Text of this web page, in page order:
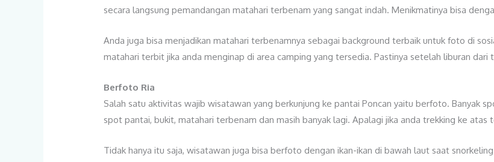
secara langsung pemandangan matahari terbenam yang sangat indah. Menikmatinya bisa
Anda juga bisa menjadikan matahari terbenamnya sebagai background terbaik untuk foto di
matahari terbit jika anda menginap di area camping yang tersedia. Pastinya setelah liburan dari
Berfoto Ria
Salah satu aktivitas wajib wisatawan yang berkunjung ke pantai Poncan yaitu berfoto. Banyak
spot pantai, bukit, matahari terbenam dan masih banyak lagi. Apalagi jika anda trekking ke
Tidak hanya itu saja, wisatawan juga bisa berfoto dengan ikan-ikan di bawah laut saat